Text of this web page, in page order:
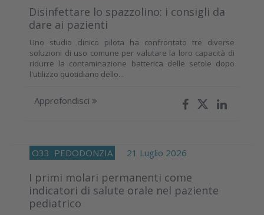
Disinfettare lo spazzolino: i consigli da
dare ai pazienti
Uno studio clinico pilota ha confrontato tre diverse
soluzioni di uso comune per valutare la loro capacità di
ridurre la contaminazione batterica delle setole dopo
l'utilizzo quotidiano dello...
Approfondisci
O33 PEDODONZIA 21 Luglio 2026
I primi molari permanenti come
indicatori di salute orale nel paziente
pediatrico